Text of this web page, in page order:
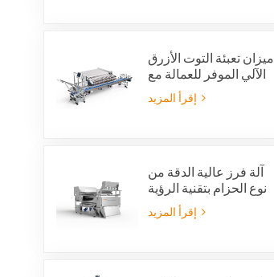
ميزان تعبئة التوت الأزرق
الآلي الموفر للعمالة مع
نظام رفض متكامل
آلة فرز عالية الدقة من
نوع الحزام بتقنية الرؤية
بالذكاء الاصطناعي